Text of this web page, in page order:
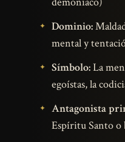
Dominio:
mental y
Símbolo:La
egoístas, la
Antagonista
Espíritu Santo o